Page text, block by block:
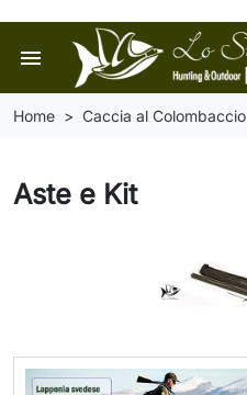
menu
Home Caccia al Colombaccio
Aste e Kit